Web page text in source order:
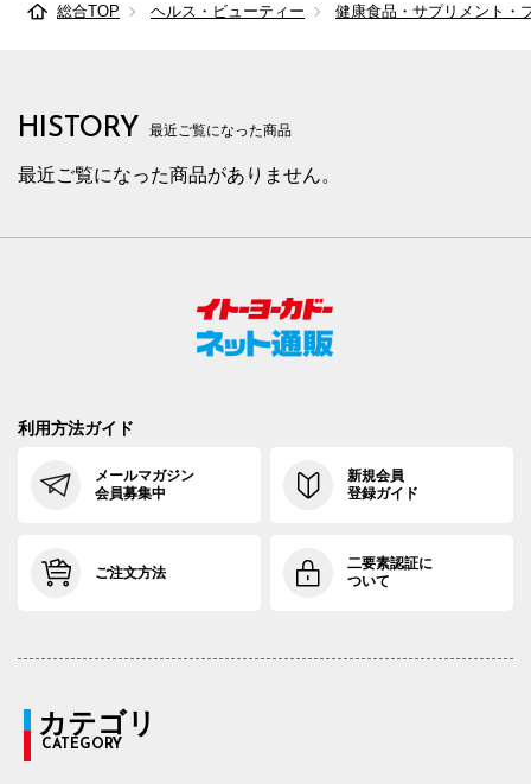
総合TOP ヘルス・ビューティー 健康食品・サプリメント・
HISTORY 最近ご覧になった商品
最近ご覧になった商品がありません。
利用方法ガイド
メールマガジン
会員募集中
新規会員
登録ガイド
ご注文方法
二要素認証に
ついて
カテゴリ
CATEGORY